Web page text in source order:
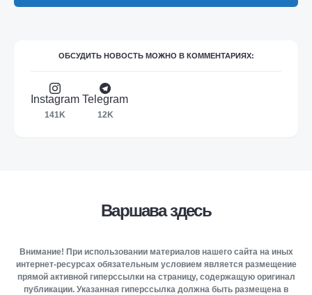
ОБСУДИТЬ НОВОСТЬ МОЖНО В КОММЕНТАРИЯХ:
Instagram
141K
Telegram
12K
Варшава здесь
Внимание! При использовании материалов нашего сайта на иных
интернет-ресурсах обязательным условием является размещение
прямой активной гиперссылки на страницу, содержащую оригинал
публикации. Указанная гиперссылка должна быть размещена в